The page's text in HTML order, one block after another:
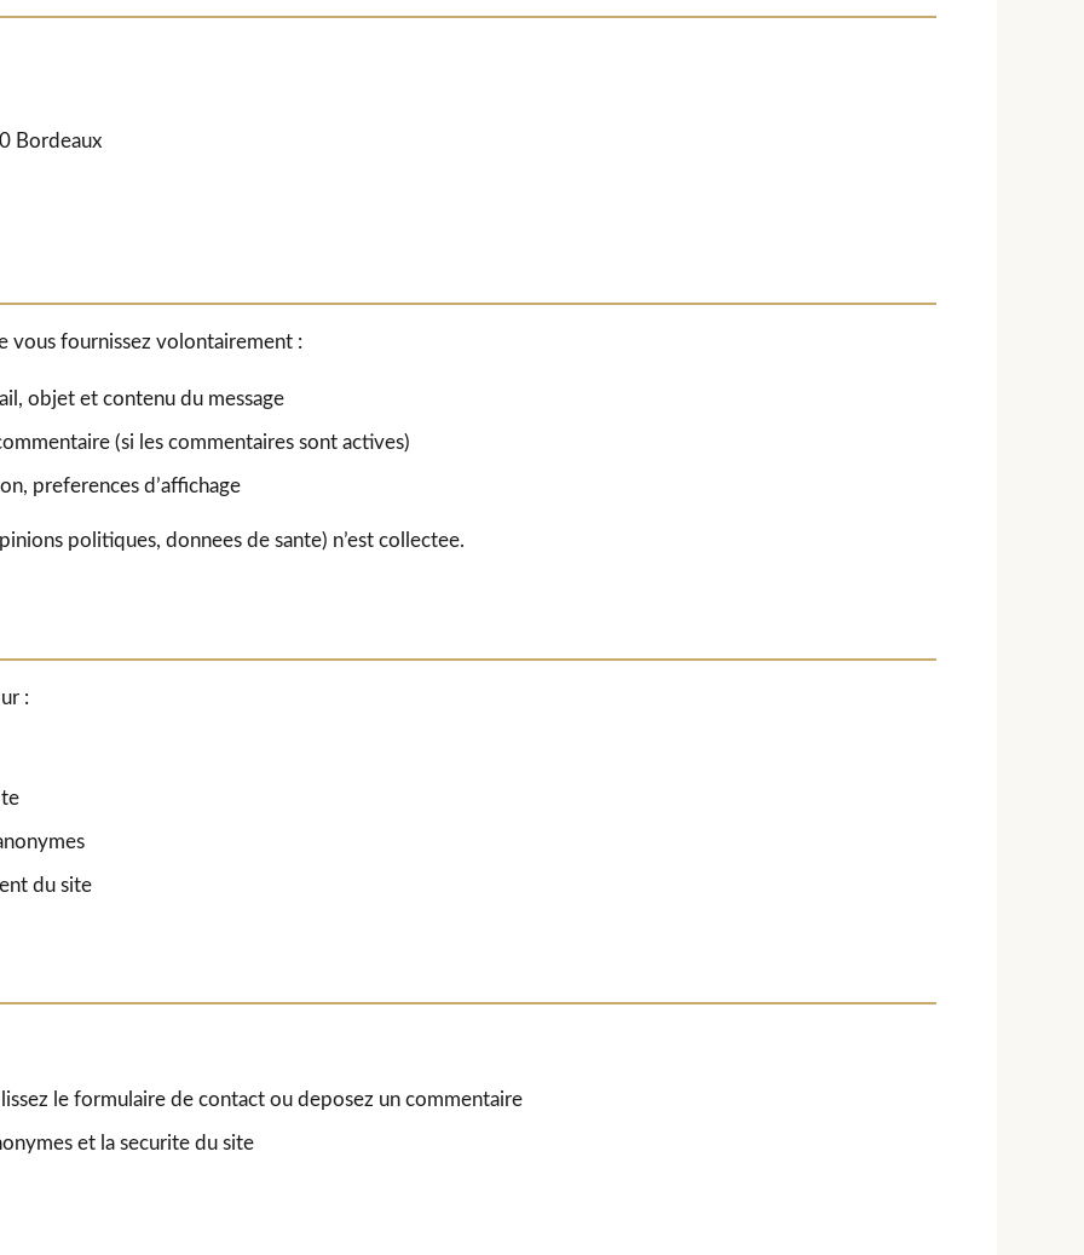
Bordeaux
vous fournissez volontairement :
objet et contenu du message
(si les commentaires sont actives)
preferences d’affichage
politiques, donnees de sante) n’est collectee.
:
du site
le formulaire de contact ou deposez un commentaire
et la securite du site